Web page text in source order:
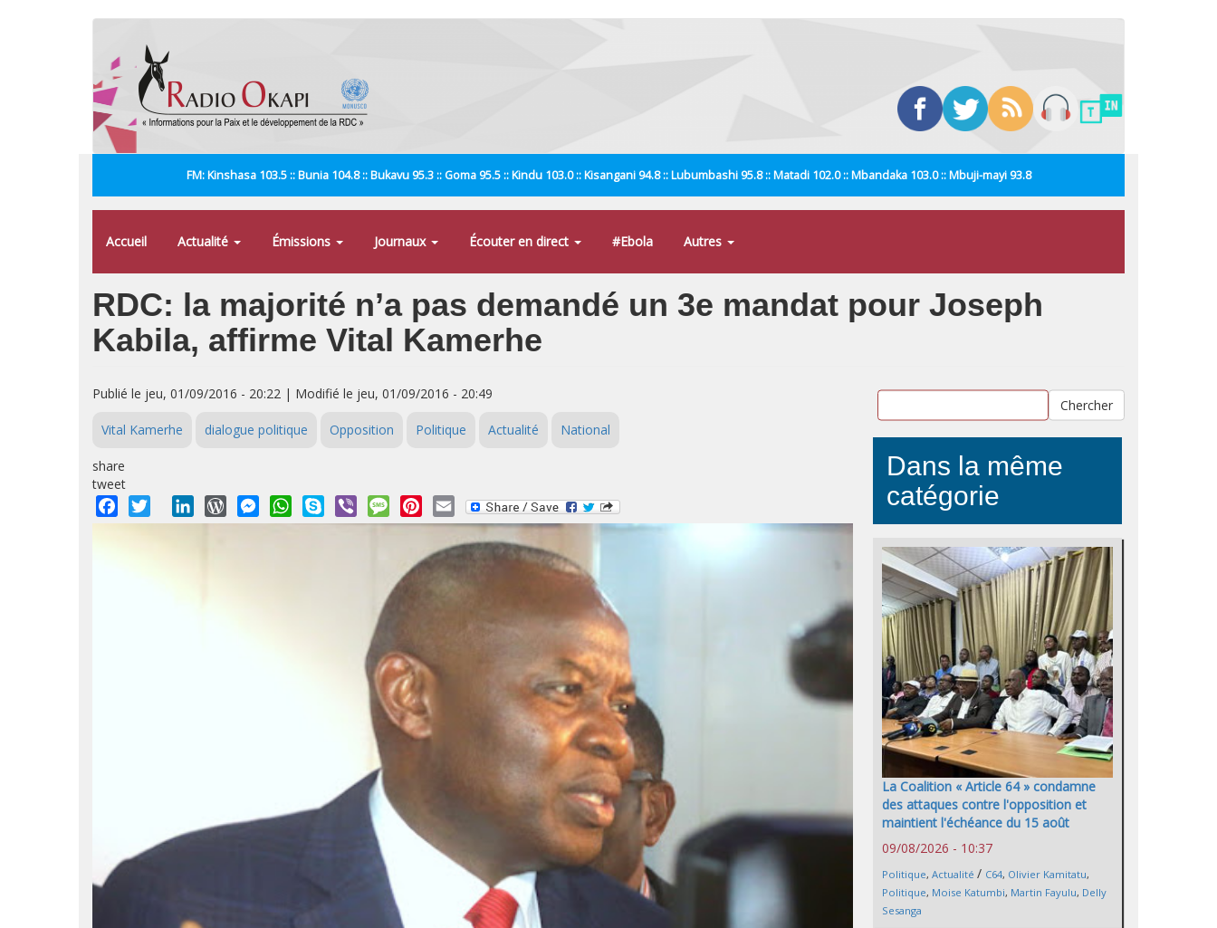
FM: Kinshasa 103.5 :: Bunia 104.8 :: Bukavu 95.3 :: Goma 95.5 :: Kindu 103.0 :: Kisangani 94.8 :: Lubumbashi 95.8 :: Matadi 102.0 :: Mbandaka 103.0 :: Mbuji-mayi 93.8
Accueil Actualité Émissions Journaux Écouter en direct #Ebola Autres
RDC: la majorité n’a pas demandé un 3e mandat pour Joseph
Kabila, affirme Vital Kamerhe
Publié le jeu, 01/09/2016 - 20:22 | Modifié le jeu, 01/09/2016 - 20:49
Vital Kamerhe dialogue politique Opposition Politique Actualité National
share
tweet
Facebook
Twitter LinkedInWordPressMessengerWhatsApp
Skype Viber MessagePinterest
Email
Chercher
Dans la même
catégorie
La Coalition « Article 64 » condamne
des attaques contre l'opposition et
maintient l'échéance du 15 août
09/08/2026 - 10:37
Politique, Actualité / C64, Olivier Kamitatu,
Politique, Moise Katumbi, Martin Fayulu, Delly
Sesanga